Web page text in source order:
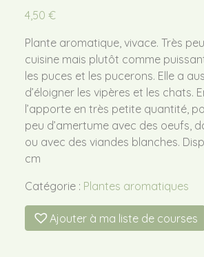
4,50 €
Plante aromatique, vivace. Très
cuisine mais plutôt comme
les puces et les pucerons. Elle a
d’éloigner les vipères et les chats.
l’apporte en très petite quantité,
peu d’amertume avec des oeufs,
ou avec des viandes blanches.
cm
Catégorie : Plantes aromatiques
Ajouter à ma liste de courses